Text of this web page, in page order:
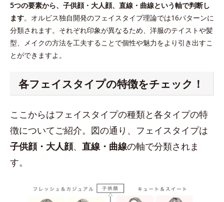
5つの要素から、子供顔・大人顔、直線・曲線という軸で判断し
ます。オルビス独自開発のフェイスタイプ理論では16パターンに
分類されます。それぞれ印象が異なるため、洋服のテイストや髪
型、メイクの方法を工夫することで個性や魅力をより引き出すこ
とができますよ。
各フェイスタイプの特徴をチェック！
ここからはフェイスタイプの種類と各タイプの特
徴についてご紹介。図の通り、フェイスタイプは
子供顔・大人顔、 直線・曲線の軸で分類されま
す。